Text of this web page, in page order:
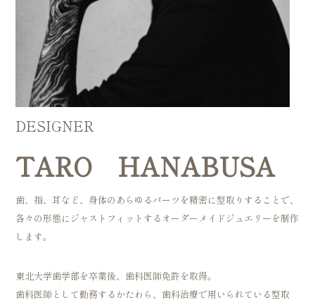
DESIGNER
TARO HANABUSA
歯、指、耳など、身体のあらゆるパーツを精密に型取りすることで、
各々の形態にジャストフィットするオーダーメイドジュエリーを制作
します。
東北大学歯学部を卒業後、歯科医師免許を取得。
歯科医師として勤務するかたわら、歯科治療で用いられている型取